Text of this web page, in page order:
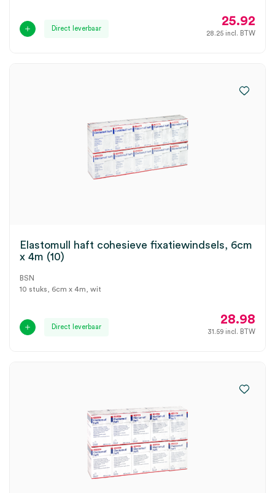
Direct leverbaar
25.92
28.25 incl. BTW
Elastomull haft cohesieve fixatiewindsels, 6cm
x 4m (10)
BSN
10 stuks, 6cm x 4m, wit
Direct leverbaar
28.98
31.59 incl. BTW